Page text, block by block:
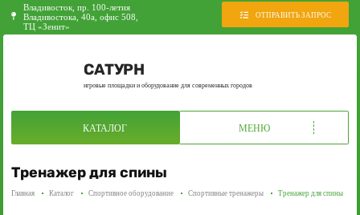
Владивосток, пр. 100-летия
Владивостока, 40а, офис 508,
ТЦ «Зенит»
ОТПРАВИТЬ ЗАПРОС
САТУРН
игровые площадки и оборудование для современных городов
КАТАЛОГ МЕНЮ
Тренажер для спины
Главная Каталог Спортивное оборудование Спортивные тренажеры Тренажер для спины